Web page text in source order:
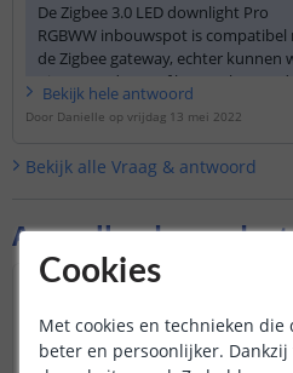
Aanvullende
De Zigbee 3.0 LED downlight Pro
RGBWW inbouwspot is compatibel
de Zigbee gateway, echter kunnen
niet garanderen of het werkt met de
Tuya app.
Bekijk hele antwoord
Door Danielle op vrijdag 13 mei 2022
Bekijk alle Vraag & antwoord
Cookies
Met cookies en technieken
beter en persoonlijker.